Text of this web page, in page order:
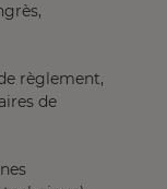
règlement,
de